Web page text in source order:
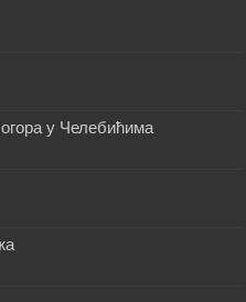
у Челебићима